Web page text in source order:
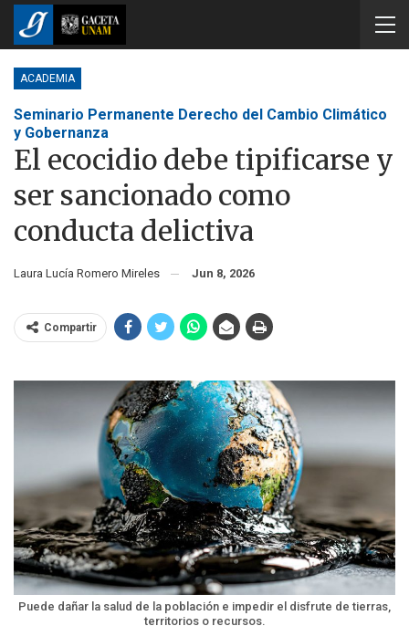
ACADEMIA
Seminario Permanente Derecho del Cambio Climático
y Gobernanza
El ecocidio debe tipificarse y
ser sancionado como
conducta delictiva
Laura Lucía Romero Mireles Jun 8, 2026
Compartir
Puede dañar la salud de la población e impedir el disfrute de tierras,
territorios o recursos.